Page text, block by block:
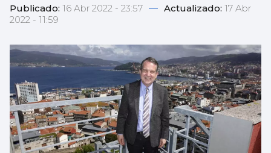
Publicado: 16 Abr 2022 - 23:57 — Actualizado: 17 Abr
2022 - 11:59